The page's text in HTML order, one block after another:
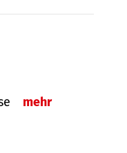
mehr